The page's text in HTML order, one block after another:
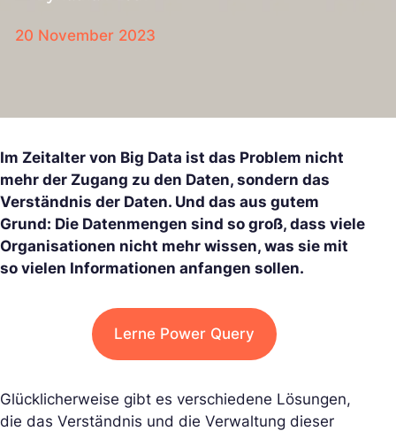
20 November 2023
Im Zeitalter von Big Data ist das Problem nicht
mehr der Zugang zu den Daten, sondern das
Verständnis der Daten. Und das aus gutem
Grund: Die Datenmengen sind so groß, dass viele
Organisationen nicht mehr wissen, was sie mit
so vielen Informationen anfangen sollen.
Lerne Power Query
Glücklicherweise gibt es verschiedene Lösungen,
die das Verständnis und die Verwaltung dieser